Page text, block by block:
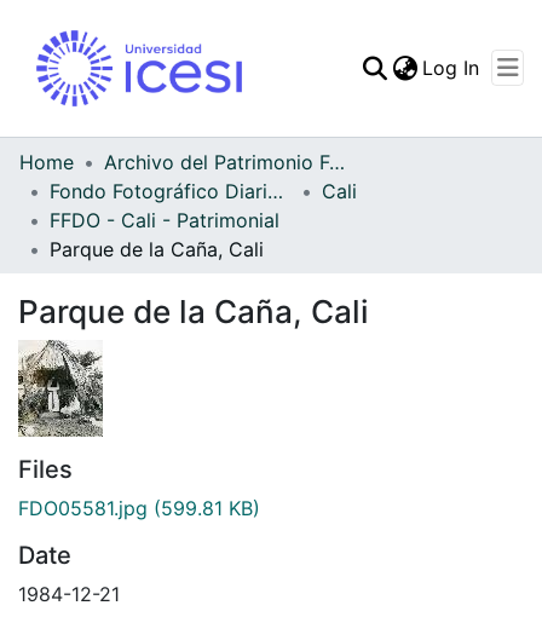
Statistics
Log In
Home
Archivo del Patrimonio Fotográfico y Fílmico del Valle del Cauca
Fondo Fotográfico Diario Occidente
Cali
FFDO - Cali - Patrimonial
Parque de la Caña, Cali
Parque de la Caña, Cali
Files
FDO05581.jpg (599.81 KB)
Date
1984-12-21